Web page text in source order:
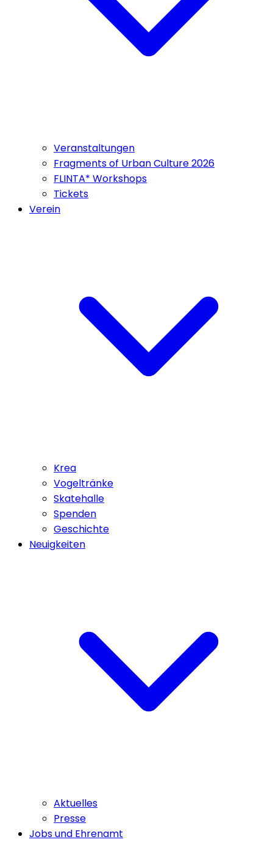
Veranstaltungen
Fragments of Urban Culture 2026
FLINTA* Workshops
Tickets
Verein
Krea
Vogeltränke
Skatehalle
Spenden
Geschichte
Neuigkeiten
Aktuelles
Presse
Jobs und Ehrenamt